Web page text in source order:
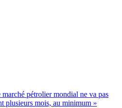
pétrolier mondial ne va pas
plusieurs mois, au minimum »